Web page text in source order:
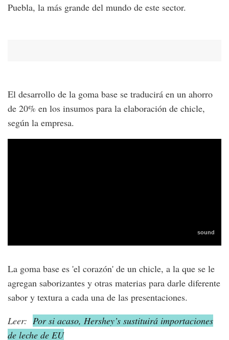
Puebla, la más grande del mundo de este sector.
El desarrollo de la goma base se traducirá en un ahorro
de 20% en los insumos para la elaboración de chicle,
según la empresa.
La goma base es 'el corazón' de un chicle, a la que se le
agregan saborizantes y otras materias para darle diferente
sabor y textura a cada una de las presentaciones.
Leer: Por si acaso, Hershey’s sustituirá importaciones
de leche de EU